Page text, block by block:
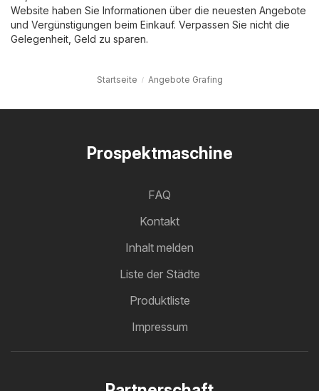
Website haben Sie Informationen über die neuesten Angebote
und Vergünstigungen beim Einkauf. Verpassen Sie nicht die
Gelegenheit, Geld zu sparen.
Startseite Angebote Grafing
Prospektmaschine
FAQ
Kontakt
Inhalt melden
Liste der Städte
Produktliste
Impressum